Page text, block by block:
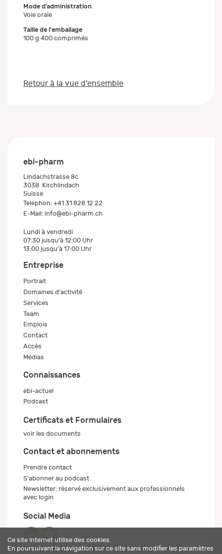
Mode d’administration
Voie orale
Taille de l'emballage
100 g 400 comprimés
Retour à la vue d’ensemble
ebi-pharm
Lindachstrasse 8c
3038 Kirchlindach
Suisse
Telephon: +41 31 828 12 22
E-Mail: info@ebi-pharm.ch
Lundi à vendredi
07:30 jusqu'à 12:00 Uhr
13:00 jusqu'à 17:00 Uhr
Entreprise
Portrait
Domaines d'activité
Services
Team
Emplois
Contact
Accès
Médias
Connaissances
ebi-actuel
Podcast
Certificats et Formulaires
voir les documents
Contact et abonnements
Prendre contact
S'abonner au podcast
Newsletter: réservé exclusivement aux professionnels
avec login
Social Media
Ce site Internet utilise des cookies.
En poursuivant la navigation sur ce site sans modifier les paramètres